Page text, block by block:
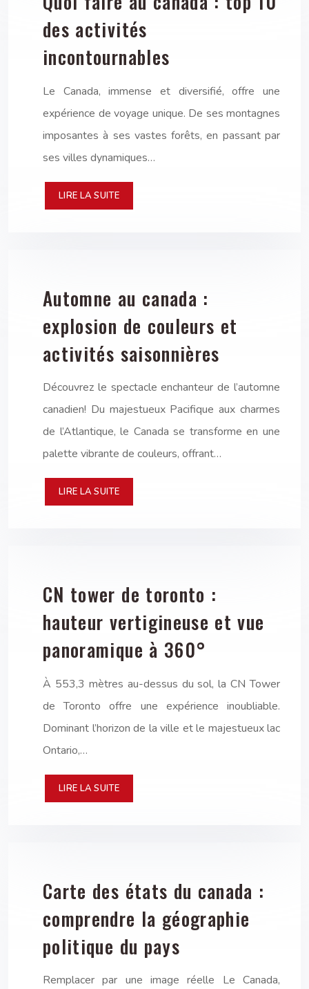
des activités
incontournables
Le Canada, immense et diversifié, offre une
expérience de voyage unique. De ses montagnes
imposantes à ses vastes forêts, en passant par
ses villes dynamiques…
LIRE LA SUITE
Automne au canada :
explosion de couleurs et
activités saisonnières
Découvrez le spectacle enchanteur de l’automne
canadien! Du majestueux Pacifique aux charmes
de l’Atlantique, le Canada se transforme en une
palette vibrante de couleurs, offrant…
LIRE LA SUITE
CN tower de toronto :
hauteur vertigineuse et vue
panoramique à 360°
À 553,3 mètres au-dessus du sol, la CN Tower
de Toronto offre une expérience inoubliable.
Dominant l’horizon de la ville et le majestueux lac
Ontario,…
LIRE LA SUITE
Carte des états du canada :
comprendre la géographie
politique du pays
Remplacer par une image réelle Le Canada,